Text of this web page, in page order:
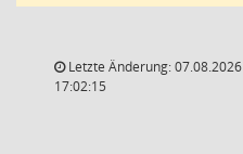
Letzte Änderung: 07.08.2026
17:02:15